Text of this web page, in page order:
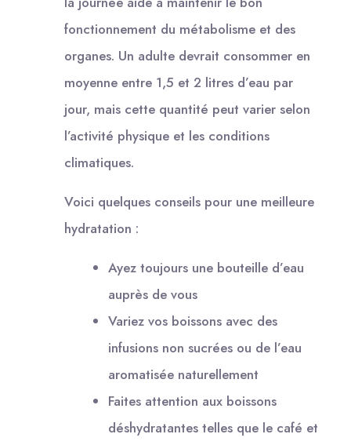
fonctionnement du métabolisme et des
organes. Un adulte devrait consommer en
moyenne entre 1,5 et 2 litres d’eau par
jour, mais cette quantité peut varier selon
l’activité physique et les conditions
climatiques.
Voici quelques conseils pour une meilleure
hydratation :
Ayez toujours une bouteille d’eau
auprès de vous
Variez vos boissons avec des
infusions non sucrées ou de l’eau
aromatisée naturellement
Faites attention aux boissons
déshydratantes telles que le café et